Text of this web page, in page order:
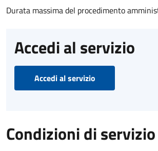
Durata massima del procedimento
Accedi al servizio
Accedi al servizio
Condizioni di servizio